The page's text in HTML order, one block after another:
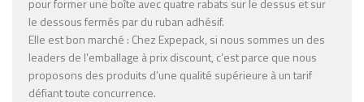
pour former une boîte avec quatre rabats sur le dessus et sur
le dessous fermés par du ruban adhésif.
Elle est bon marché : Chez Expepack, si nous sommes un des
leaders de l’emballage à prix discount, c’est parce que nous
proposons des produits d’une qualité supérieure à un tarif
défiant toute concurrence.